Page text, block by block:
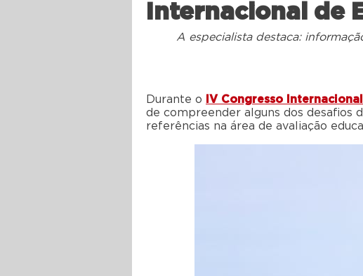
Internacional de
A especialista destaca:
Durante o IV Congresso
de compreender alguns dos desafios
referências na área de avaliação